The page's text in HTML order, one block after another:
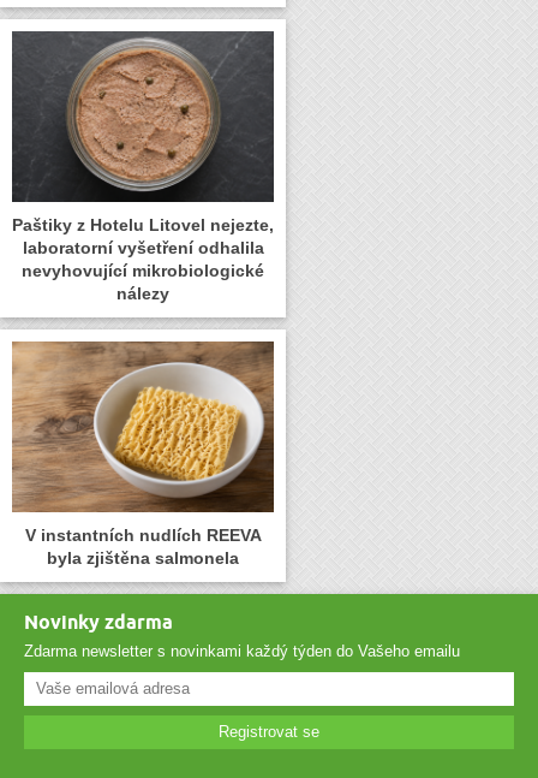
Paštiky z Hotelu Litovel nejezte,
laboratorní vyšetření odhalila
nevyhovující mikrobiologické
nálezy
V instantních nudlích REEVA
byla zjištěna salmonela
Novinky zdarma
Zdarma newsletter s novinkami každý týden do Vašeho emailu
Registrovat se